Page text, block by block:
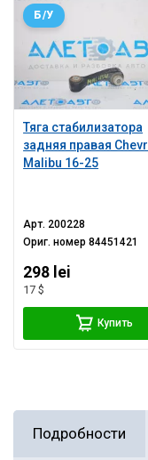
Тяга стабилизатора
задняя правая
Malibu 16-25
Б/У
Арт. 200228
Ориг. номер84451421
298 lei
17 $
Купить
Подробности